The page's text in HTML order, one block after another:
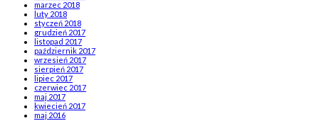
marzec 2018
luty 2018
styczeń 2018
grudzień 2017
listopad 2017
październik 2017
wrzesień 2017
sierpień 2017
lipiec 2017
czerwiec 2017
maj 2017
kwiecień 2017
maj 2016